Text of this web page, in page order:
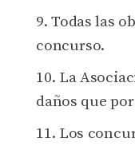
Todas las
concurso.
La
daños que
Los